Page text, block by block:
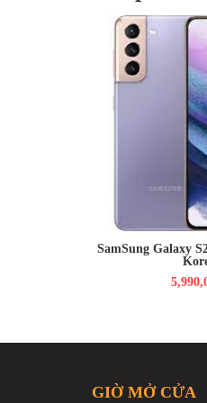
5,990,000₫
Màn hình:
6.7", Quad HD+
HDH : Android 12
CPU : Exynos 2100
RAM : 8GB / ROM
CAMERA : Chính
SamSung Galaxy
GIỜ MỞ CỬA